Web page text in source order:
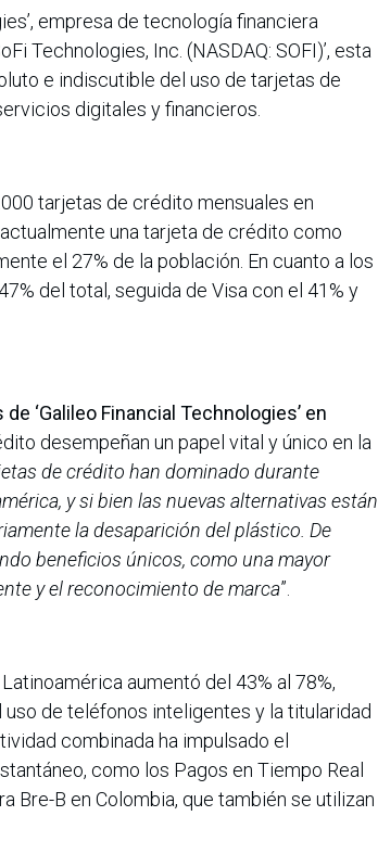
empresa de tecnología financiera
Technologies, Inc. (NASDAQ: SOFI)’, esta
e indiscutible del uso de tarjetas de
digitales y financieros.
tarjetas de crédito mensuales en
una tarjeta de crédito como
el 27% de la población. En cuanto a los
del total, seguida de Visa con el 41% y
‘Galileo Financial Technologies’ en
desempeñan un papel vital y único en la
de crédito han dominado durante
y si bien las nuevas alternativas están
la desaparición del plástico. De
beneficios únicos, como una mayor
y el reconocimiento de marca”.
aumentó del 43% al 78%,
de teléfonos inteligentes y la titularidad
combinada ha impulsado el
como los Pagos en Tiempo Real
Bre-B en Colombia, que también se utilizan